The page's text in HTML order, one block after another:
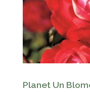
Planet Un